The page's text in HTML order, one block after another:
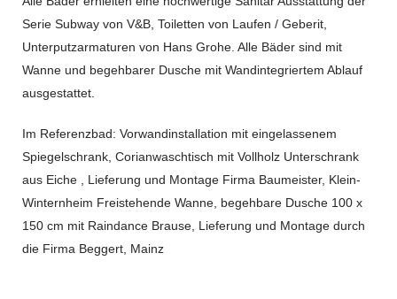
Serie Subway von V&B, Toiletten von Laufen / Geberit,
Unterputzarmaturen von Hans Grohe. Alle Bäder sind mit
Wanne und begehbarer Dusche mit Wandintegriertem Ablauf
ausgestattet.
Im Referenzbad: Vorwandinstallation mit eingelassenem
Spiegelschrank, Corianwaschtisch mit Vollholz Unterschrank
aus Eiche , Lieferung und Montage Firma Baumeister, Klein-
Winternheim Freistehende Wanne, begehbare Dusche 100 x
150 cm mit Raindance Brause, Lieferung und Montage durch
die Firma Beggert, Mainz